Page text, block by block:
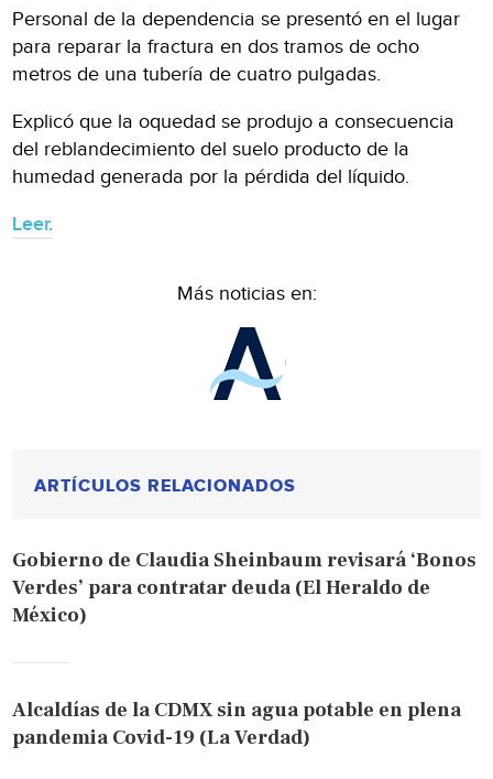
Personal de la dependencia se presentó en el lugar
para reparar la fractura en dos tramos de ocho
metros de una tubería de cuatro pulgadas.
Explicó que la oquedad se produjo a consecuencia
del reblandecimiento del suelo producto de la
humedad generada por la pérdida del líquido.
Leer.
Más noticias en:
ARTÍCULOS RELACIONADOS
Gobierno de Claudia Sheinbaum revisará ‘Bonos
Verdes’ para contratar deuda (El Heraldo de
México)
Alcaldías de la CDMX sin agua potable en plena
pandemia Covid-19 (La Verdad)